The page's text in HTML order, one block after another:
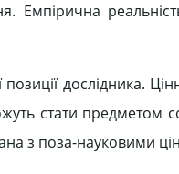
Емпірична
дослідника.
стати предметом
з поза-науковими